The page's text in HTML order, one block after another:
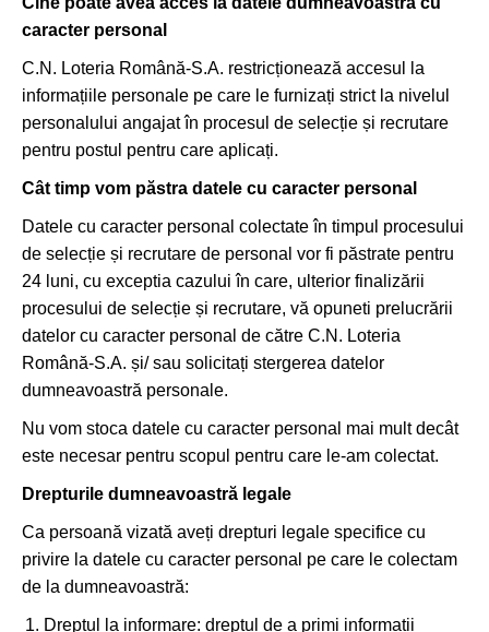
caracter personal
C.N. Loteria Română-S.A. restricționează accesul la
informațiile personale pe care le furnizați strict la nivelul
personalului angajat în procesul de selecție și recrutare
pentru postul pentru care aplicați.
Cât timp vom păstra datele cu caracter personal
Datele cu caracter personal colectate în timpul procesului
de selecție și recrutare de personal vor fi păstrate pentru
24 luni, cu exceptia cazului în care, ulterior finalizării
procesului de selecție și recrutare, vă opuneti prelucrării
datelor cu caracter personal de către C.N. Loteria
Română-S.A. și/ sau solicitați stergerea datelor
dumneavoastră personale.
Nu vom stoca datele cu caracter personal mai mult decât
este necesar pentru scopul pentru care le-am colectat.
Drepturile dumneavoastră legale
Ca persoană vizată aveți drepturi legale specifice cu
privire la datele cu caracter personal pe care le colectam
de la dumneavoastră:
Dreptul la informare: dreptul de a primi informații